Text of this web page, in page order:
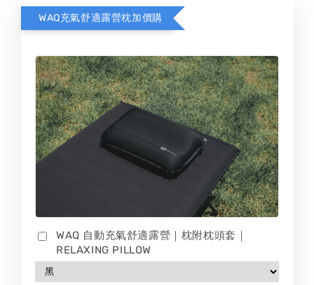
WAQ充氣舒適露營枕加價購
WAQ 自動充氣舒適露營｜枕附枕頭套｜
RELAXING PILLOW